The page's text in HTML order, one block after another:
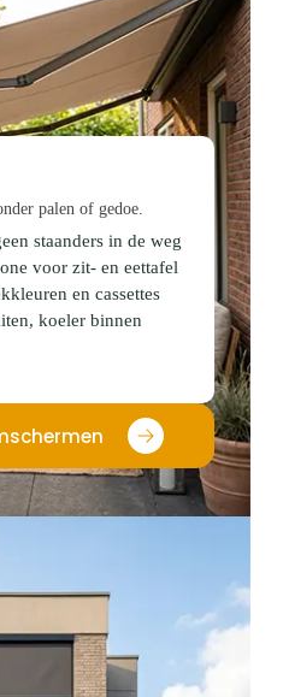
palen of gedoe.
staanders in de weg
voor zit- en eettafel
en cassettes
koeler binnen